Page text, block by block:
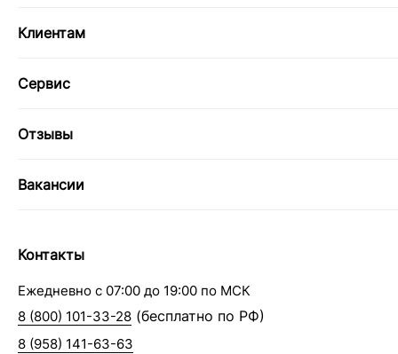
Клиентам
Сервис
Отзывы
Вакансии
Контакты
Ежедневно с 07:00 до 19:00 по МСК
8 (800) 101-33-28 (бесплатно по РФ)
8 (958) 141-63-63